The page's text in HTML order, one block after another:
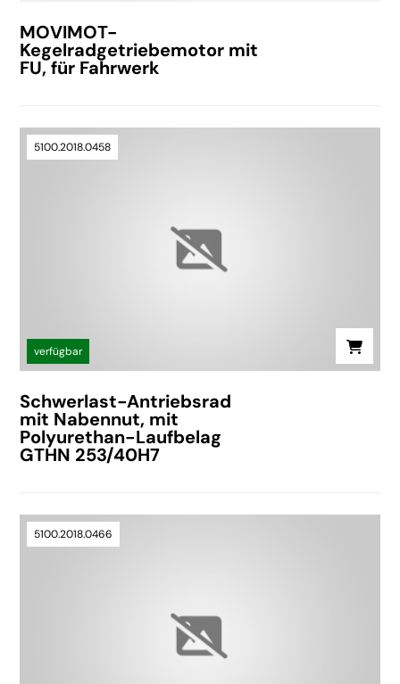
MOVIMOT-
Kegelradgetriebemotor mit
FU, für Fahrwerk
5100.2018.0458
verfügbar
Schwerlast-Antriebsrad
mit Nabennut, mit
Polyurethan-Laufbelag
GTHN 253/40H7
5100.2018.0466